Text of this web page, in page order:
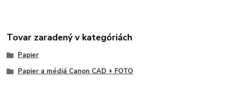
Tovar zaradený v kategóriách
Papier
Papier a médiá Canon CAD + FOTO